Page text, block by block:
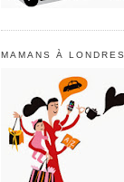
MAMANS À LONDRES